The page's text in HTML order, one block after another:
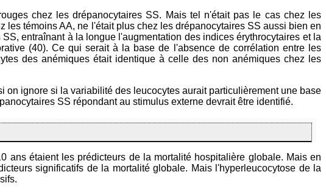
chez les drépanocytaires SS. Mais tel n'était pas le cas chez les
témoins AA, ne l'était plus chez les drépanocytaires SS aussi bien en
entraînant à la longue l'augmentation des indices érythrocytaires et la
(40). Ce qui serait à la base de l'absence de corrélation entre les
des anémiques était identique à celle des non anémiques chez les
ignore si la variabilité des leucocytes aurait particulièrement une base
SS répondant au stimulus externe devrait être identifié.
ans étaient les prédicteurs de la mortalité hospitalière globale. Mais en
significatifs de la mortalité globale. Mais l'hyperleucocytose de la